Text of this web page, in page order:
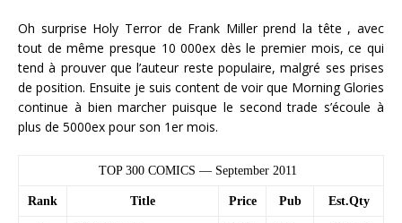
Oh surprise Holy Terror de Frank Miller prend la tête , avec
tout de même presque 10 000ex dès le premier mois, ce qui
tend à prouver que l’auteur reste populaire, malgré ses prises
de position. Ensuite je suis content de voir que Morning Glories
continue à bien marcher puisque le second trade s’écoule à
plus de 5000ex pour son 1er mois.
TOP 300 COMICS — September 2011
Rank Title Price Pub Est.Qty